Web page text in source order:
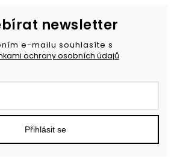
newsletter
e-mailu souhlasíte s
ochrany osobních údajů
Přihlásit se